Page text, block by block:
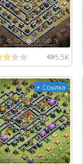
5.5K
+ Ссылка